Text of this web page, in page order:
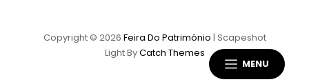
MENU
Copyright © 2026 Feira Do Património | Scapeshot
Light ByCatch Themes